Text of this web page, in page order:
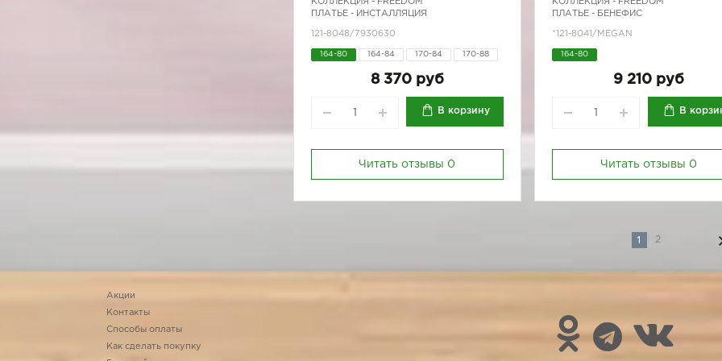
КОЛЛЕКЦИЯ - FREEDOM
ПЛАТЬЕ - ИНСТАЛЛЯЦИЯ
121-8048/7930630
164-80 164-84 170-84 170-88
8 370 руб
В корзину
Читать отзывы 0
КОЛЛЕКЦИЯ - FREEDOM
ПЛАТЬЕ - БЕНЕФИС
*121-8041/MEGAN
164-80
9 210 руб
В
Читать отзывы 0
1 2
Акции
Контакты
Способы оплаты
Как сделать покупку